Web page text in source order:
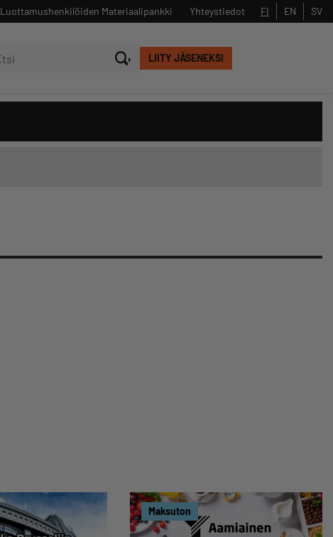
Yhteystiedot
Luottamushenkilöiden Materiaalipankki FI EN SV
LIITY JÄSENEKSI
Maksuton
Sulje